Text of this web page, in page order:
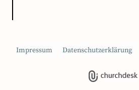
Impressum Datenschutzerklärung